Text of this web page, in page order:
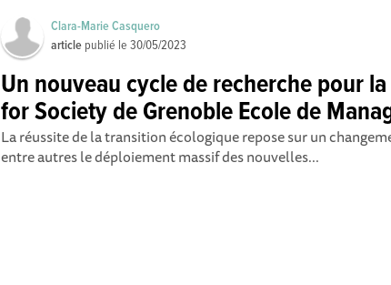
Clara-Marie Casquero
article publié le30/05/2023
Un nouveau cycle de recherche pour
for Society de Grenoble Ecole de
La réussite de la transition écologique repose sur un
entre autres le déploiement massif des nouvelles...